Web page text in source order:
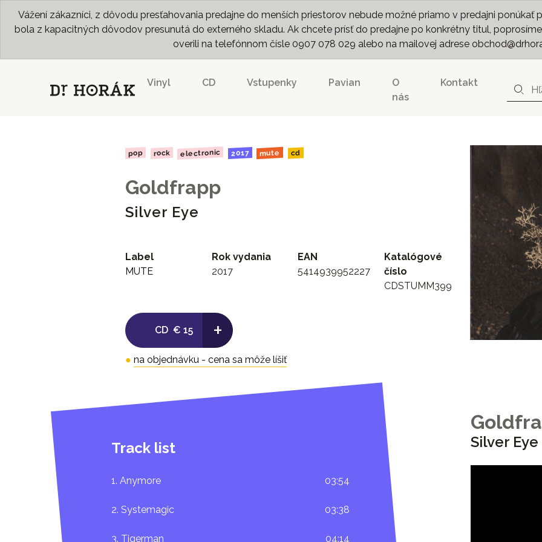
Vážení zákazníci, z dôvodu presťahovania predajne do menších priestorov nebude možné priamo v predajni
bola z kapacitných dôvodov presunutá do externého skladu. Ak chcete prísť do predajne po konkrétny titul,
overili na telefónnom čísle 0907 078 029 alebo na mailovej adrese
Vinyl CD Vstupenky Pavian
O
nás
Kontakt
pop rock electronic 2017 mute cd
Goldfrapp
Silver Eye
Label
MUTE
Rok vydania
2017
EAN
5414939952227
Katalógové
číslo
CDSTUMM399
CD € 15 +
● na objednávku - cena sa môže líšiť
Track list
1. Anymore 03:54
2. Systemagic 03:38
3. Tigerman 04:14
Silver Eye